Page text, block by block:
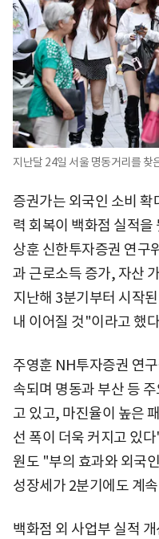
지난달 24일 서울 명동거리를 찾
증권가는 외국인 소비 확
력 회복이 백화점 실적
상훈 신한투자증권 연구
과 근로소득 증가, 자산
지난해 3분기부터 시작
내 이어질 것"이라고 했
주영훈 NH투자증권 연
속되며 명동과 부산 등
고 있고, 마진율이 높은
선 폭이 더욱 커지고 있
원도 "부의 효과와 외국
성장세가 2분기에도 계
백화점 외 사업부 실적